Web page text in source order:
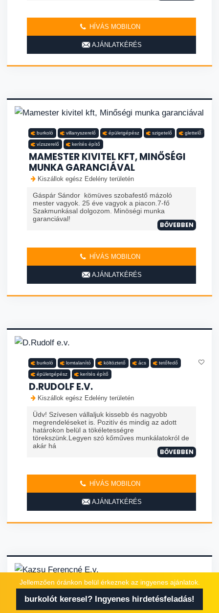
HÍVÁS MOBILON
AJÁNLATKÉRÉS
burkoló villanyszerelő épületgépész szigetelő glettelő
vízszerelő kerítés építő
MAMESTER KIVITEL KFT, MINŐSÉGI
MUNKA GARANCIÁVAL
Kiszállok egész Edelény területén
Gáspár Sándor kömüves szobafestő mázoló
mester vagyok. 25 éve vagyok a piacon.7-fő
Szakmunkásal dolgozom. Minöségi munka
garanciával!
BŐVEBBEN
HÍVÁS MOBILON
AJÁNLATKÉRÉS
burkoló lomtalanító költöztető ács tetőfedő
épületgépész kerítés építő
D.RUDOLF E.V.
Kiszállok egész Edelény területén
Üdv! Szívesen vállaljuk kissebb és nagyobb
megrendeléseket is. Pozitív és mindig az adott
határokon belül a tökéletességre
törekszünk.Legyen szó kőműves munkálatokról de
akár há
BŐVEBBEN
HÍVÁS MOBILON
AJÁNLATKÉRÉS
burkoló tetőfedő szigetelő kertépítő kerítés építő
kőműves
Jellemzően óránkon belül érkeznek az ingyenes ajánlatok.
burkolót keresel? Ingyenes hirdetésfeladás!